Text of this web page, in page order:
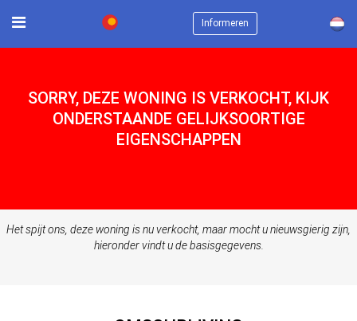
Informeren ×
SORRY, DEZE WONING IS VERKOCHT, KIJK
ONDERSTAANDE GELIJKSOORTIGE
EIGENSCHAPPEN
Het spijt ons, deze woning is nu verkocht, maar mocht u nieuwsgierig zijn,
hieronder vindt u de basisgegevens.